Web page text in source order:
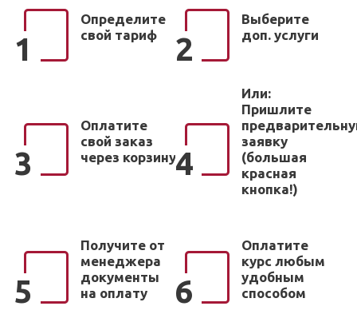
1
Определите
свой тариф
2
Выберите
доп. услуги
3
Оплатите
свой заказ
через корзину4
Или:
Пришлите
заявку
(большая
красная
кнопка!)
5
Получите от
менеджера
документы
на оплату
6
Оплатите
курс любым
удобным
способом